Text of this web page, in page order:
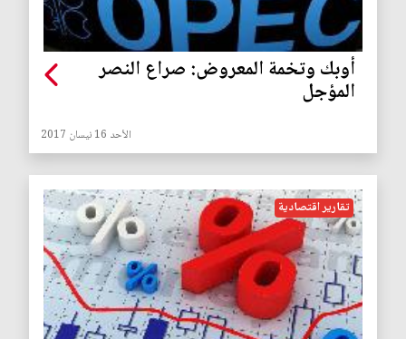
أوبك وتخمة المعروض: صراع النصر
المؤجل
الأحد 16 نيسان 2017
تقارير اقتصادية